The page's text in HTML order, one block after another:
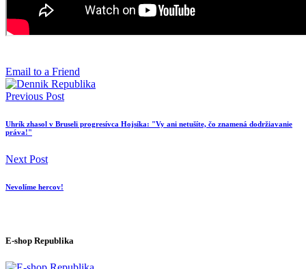
Email to a Friend
Previous Post
Uhrík zhasol v Bruseli progresívca Hojsíka: "Vy ani netušíte, čo znamená dodržiavanie
práva!"
Next Post
Nevolíme hercov!
E-shop Republika